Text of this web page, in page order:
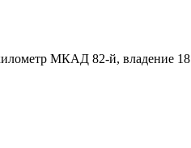
МКАД 82-й, владение 18